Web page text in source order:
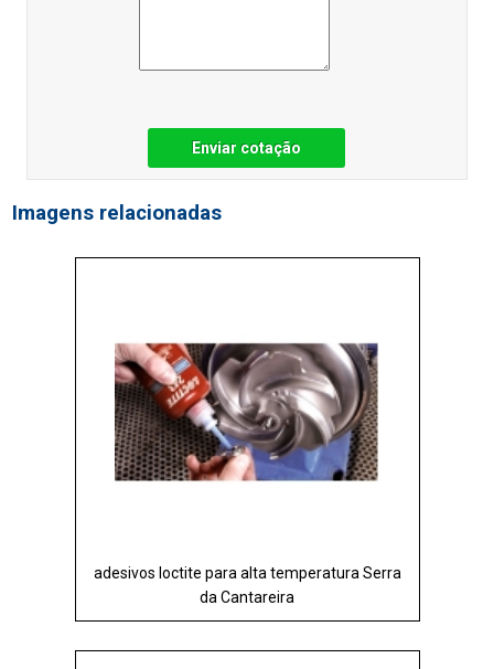
Enviar cotação
Imagens relacionadas
adesivos loctite para alta temperatura Serra
da Cantareira